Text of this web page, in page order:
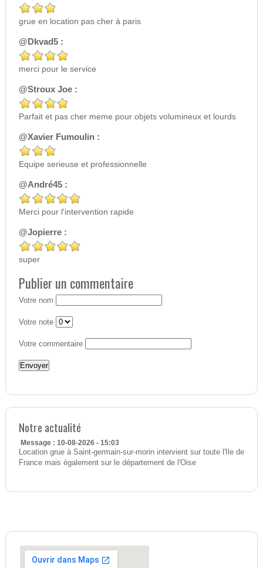
grue en location pas cher à paris
@Dkvad5 :
merci pour le service
@Stroux Joe :
Parfait et pas cher meme pour objets volumineux et lourds
@Xavier Fumoulin :
Equipe serieuse et professionnelle
@André45 :
Merci pour l'intervention rapide
@Jopierre :
super
Publier un commentaire
Votre nom
Votre note
Votre commentaire
Notre actualité
Message : 10-08-2026 - 15:03
Location grue à Saint-germain-sur-morin intervient sur toute l'Ile de
France mais également sur le département de l'Oise